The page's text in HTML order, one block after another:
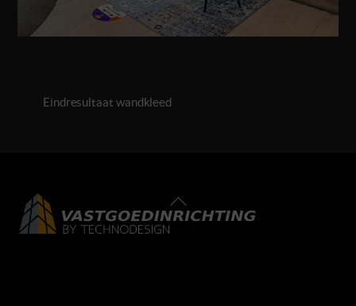
Eindresultaat wandkleed
Back
To